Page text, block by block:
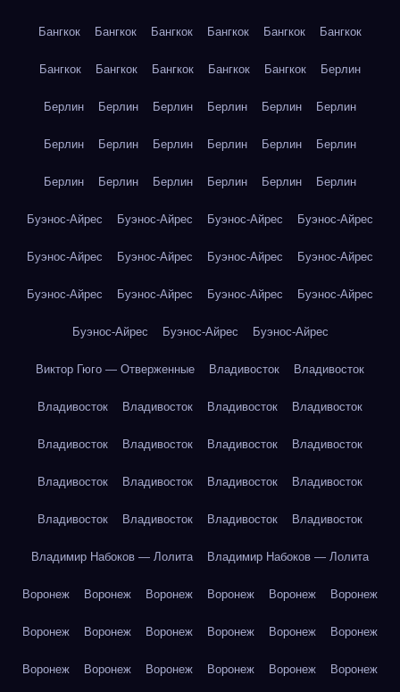
Бангкок Бангкок Бангкок Бангкок Бангкок Бангкок
Бангкок Бангкок Бангкок Бангкок Бангкок Берлин
Берлин Берлин Берлин Берлин Берлин Берлин
Берлин Берлин Берлин Берлин Берлин Берлин
Берлин Берлин Берлин Берлин Берлин Берлин
Буэнос-Айрес Буэнос-Айрес Буэнос-Айрес Буэнос-Айрес
Буэнос-Айрес Буэнос-Айрес Буэнос-Айрес Буэнос-Айрес
Буэнос-Айрес Буэнос-Айрес Буэнос-Айрес Буэнос-Айрес
Буэнос-Айрес Буэнос-Айрес Буэнос-Айрес
Виктор Гюго — Отверженные Владивосток Владивосток
Владивосток Владивосток Владивосток Владивосток
Владивосток Владивосток Владивосток Владивосток
Владивосток Владивосток Владивосток Владивосток
Владивосток Владивосток Владивосток Владивосток
Владимир Набоков — Лолита Владимир Набоков — Лолита
Воронеж Воронеж Воронеж Воронеж Воронеж Воронеж
Воронеж Воронеж Воронеж Воронеж Воронеж Воронеж
Воронеж Воронеж Воронеж Воронеж Воронеж Воронеж